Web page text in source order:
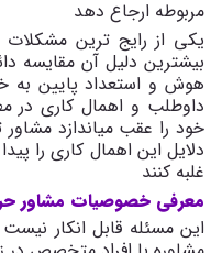
مربوطه ارجاع دهد
یکی از رایج ترین
بیشترین دلیل آن مقایسه
هوش و استعداد پایین
داوطلب و اهمال کاری در
خود را عقب میاندازد
دلایل این اهمال کاری را
غلبه کنند
معرفی خصوصیات مشاور
این مسئله قابل انکار